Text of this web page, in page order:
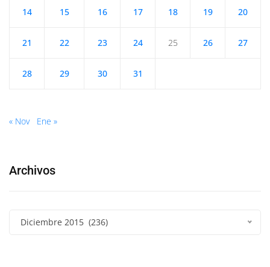
14 15 16 17 18 19 20
21 22 23 24 25 26 27
28 29 30 31
« Nov Ene »
Archivos
Diciembre 2015 (236)